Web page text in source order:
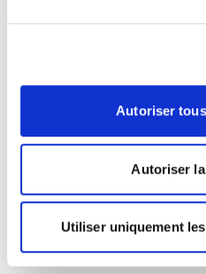
Autoriser
Autoriser
Utiliser uniquement